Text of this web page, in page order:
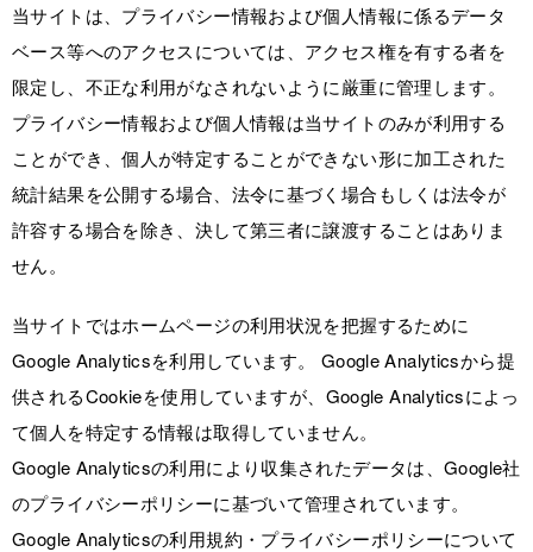
当サイトは、プライバシー情報および個人情報に係るデータ
ベース等へのアクセスについては、アクセス権を有する者を
限定し、不正な利用がなされないように厳重に管理します。
プライバシー情報および個人情報は当サイトのみが利用する
ことができ、個人が特定することができない形に加工された
統計結果を公開する場合、法令に基づく場合もしくは法令が
許容する場合を除き、決して第三者に譲渡することはありま
せん。
当サイトではホームページの利用状況を把握するために
Google Analyticsを利用しています。 Google Analyticsから提
供されるCookieを使用していますが、Google Analyticsによっ
て個人を特定する情報は取得していません。
Google Analyticsの利用により収集されたデータは、Google社
のプライバシーポリシーに基づいて管理されています。
Google Analyticsの利用規約・プライバシーポリシーについて